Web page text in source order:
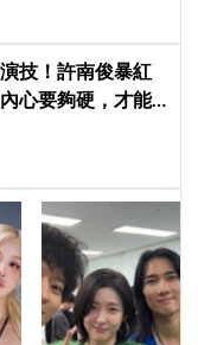
技！許南俊暴紅
心要夠硬，才能